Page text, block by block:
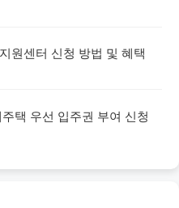
원센터 신청 방법 및 혜택
택 우선 입주권 부여 신청